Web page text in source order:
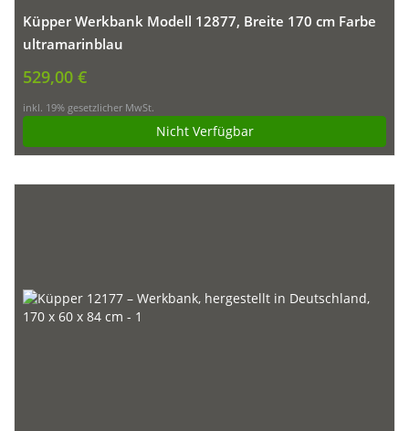
Küpper Werkbank Modell 12877, Breite 170 cm Farbe
ultramarinblau
529,00 €
inkl. 19% gesetzlicher MwSt.
Nicht Verfügbar